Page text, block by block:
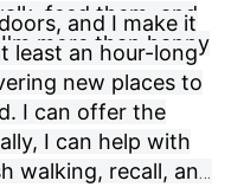
feed them, and
more than happy
and I make it
least an hour-long
new places to
I can offer the
I can help with
walking, recall, and